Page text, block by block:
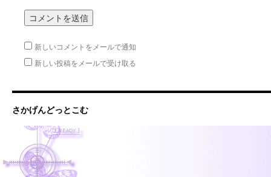
新しいコメントをメールで通知
新しい投稿をメールで受け取る
さかげんどっとこむ